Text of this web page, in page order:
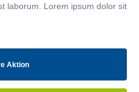
laborum. Lorem ipsum dolor sit
Aktion